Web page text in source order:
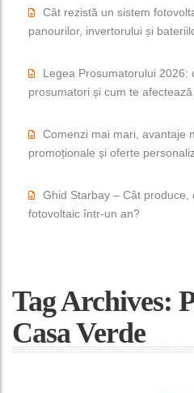
Cât rezistă un sistem
panourilor, invertorului și
Legea Prosumatorului 2026:
prosumatori și cum te
Comenzi mai mari, avantaje
promoționale și oferte
Ghid Starbay – Cât produce,
fotovoltaic într-un an?
Tag Archives:
Casa Verde